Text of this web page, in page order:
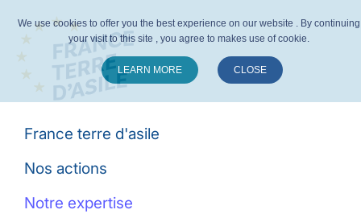
France terre d'asile
Nos actions
Notre expertise
We use cookies to offer you the best experience on our website . By continuing
your visit to this site , you agree to makes use of cookie.
LEARN MORE CLOSE